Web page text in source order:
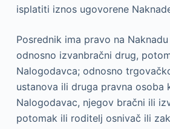
isplatiti iznos ugovorene
Posrednik ima pravo na
odnosno izvanbračni drug,
Nalogodavca; odnosno
ustanova ili druga pravna osoba
Nalogodavac, njegov bračni ili
potomak ili roditelj osnivač ili